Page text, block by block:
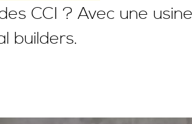
CCI ? Avec une
builders.